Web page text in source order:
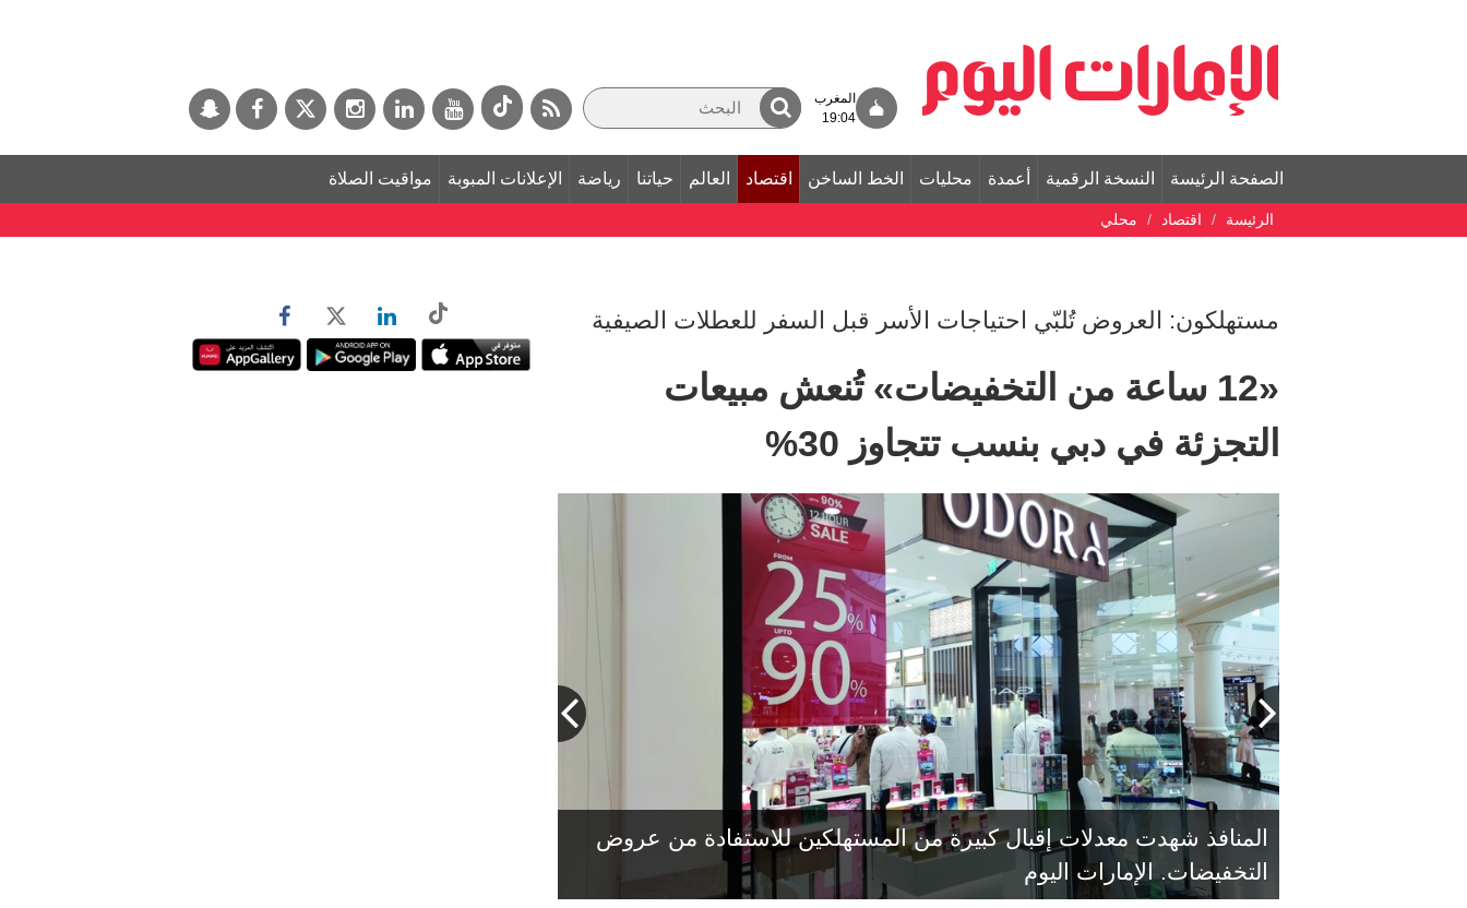
المغرب
19:04
الصفحة الرئيسة النسخة الرقمية أعمدة محليات الخط الساخن اقتصاد العالم حياتنا رياضة الإعلانات المبوبة مواقيت الصلاة
الرئيسة اقتصاد محلي
مستهلكون: العروض تُلبّي احتياجات الأسر قبل السفر للعطلات الصيفية
«12 ساعة من التخفيضات» تُنعش مبيعات
التجزئة في دبي بنسب تتجاوز 30%
المنافذ شهدت معدلات إقبال كبيرة من المستهلكين للاستفادة من عروض
التخفيضات. الإمارات اليوم